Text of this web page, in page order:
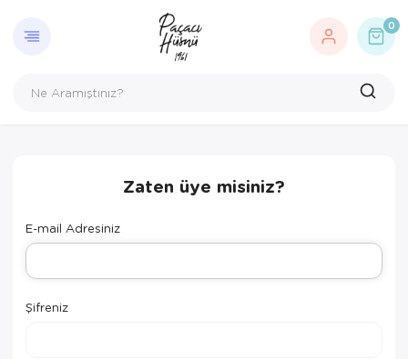
0
Zaten üye misiniz?
E-mail Adresiniz
Şifreniz